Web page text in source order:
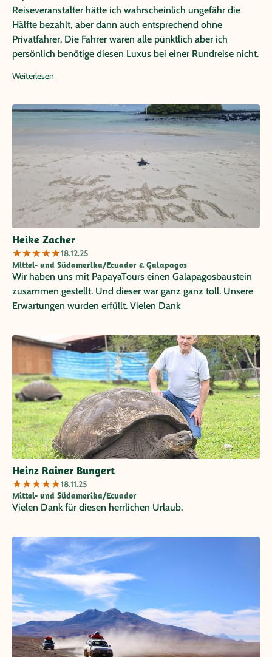
Reiseveranstalter hätte ich wahrscheinlich ungefähr die
Hälfte bezahlt, aber dann auch entsprechend ohne
Privatfahrer. Die Fahrer waren alle pünktlich aber ich
persönlich benötige diesen Luxus bei einer Rundreise nicht.
Weiterlesen
Heike Zacher
★★★★★18.12.25
Mittel- und Südamerika/Ecuador & Galapagos
Wir haben uns mit PapayaTours einen Galapagosbaustein
zusammen gestellt. Und dieser war ganz ganz toll. Unsere
Erwartungen wurden erfüllt. Vielen Dank
Heinz Rainer Bungert
★★★★★18.11.25
Mittel- und Südamerika/Ecuador
Vielen Dank für diesen herrlichen Urlaub.